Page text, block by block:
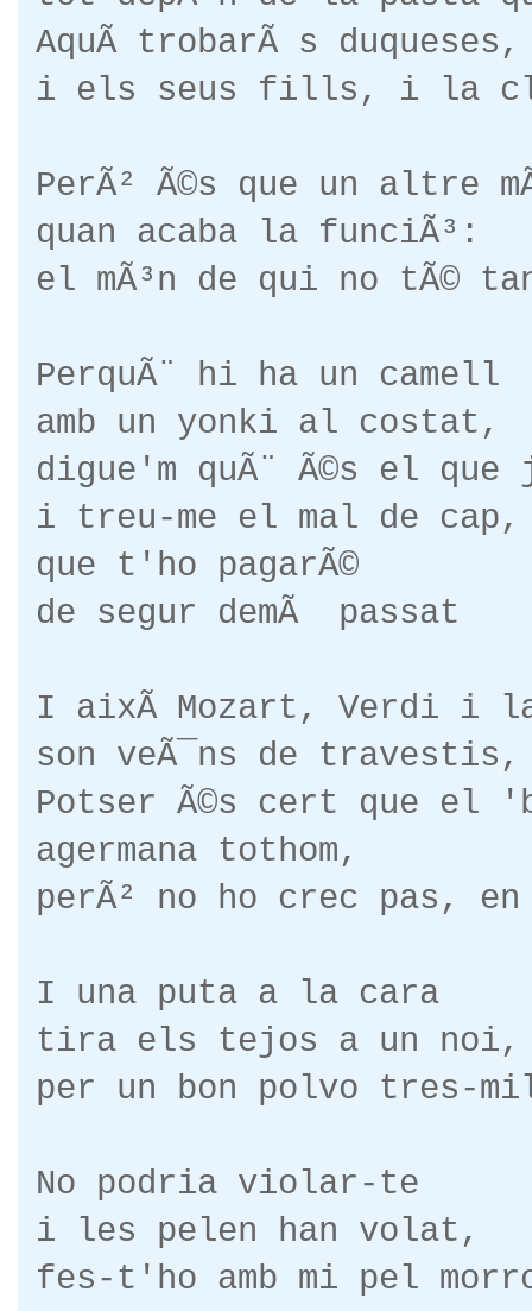
AquÃ­ trobarÃ s
i els seus fills, i la
PerÃ² Ã©s que un altre
quan acaba la funciÃ³:
el mÃ³n de qui no tÃ©
PerquÃ¨ hi ha un camell
amb un yonki al costat,
digue'm quÃ¨ Ã©s el
i treu-me el mal de cap,
que t'ho pagarÃ©
de segur demÃ passat
I aixÃ­ Mozart, Verdi i
son veÃ¯ns de
Potser Ã©s cert que el
agermana tothom,
perÃ² no ho crec pas, en
I una puta a la cara
tira els tejos a un noi,
per un bon polvo tres-
No podria violar-te
i les pelen han volat,
fes-t'ho amb mi pel